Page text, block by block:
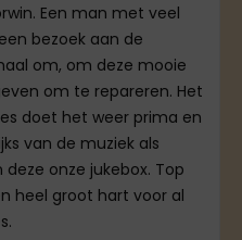
Een man met veel
bezoek aan de
om, om deze mooie
om te repareren. Het
doet het weer prima en
van de muziek als
onze jukebox. Top
heel groot hart voor al